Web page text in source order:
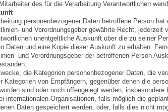
des für die Verarbeitung Verantwortlichen
personenbezogener Daten betroffene Person hat
und Verordnungsgeber gewährte Recht, jederzeit
unentgeltliche Auskunft über die zu seiner
Daten und eine Kopie dieser Auskunft zu erhalten.
und Verordnungsgeber der betroffenen Person
die Kategorien personenbezogener Daten, die
Kategorien von Empfängern, gegenüber denen die
sind oder noch offengelegt werden, insbesondere
internationalen Organisationen,falls möglich die
Daten gespeichert werden, oder, falls dies nicht